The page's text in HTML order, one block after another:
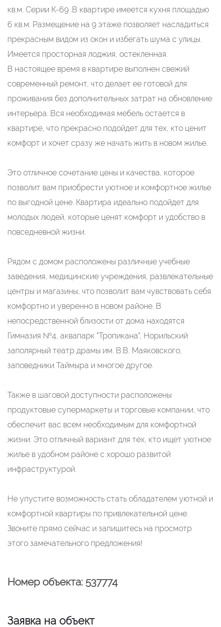
кв.м. Серии К-69 .В квартире имеется кухня площадью
6 кв.м. Размещение на 9 этаже позволяет насладиться
прекрасным видом из окон и избегать шума с улицы.
Имеется просторная лоджия, остекленная.
В настоящее время в квартире выполнен свежий
современный ремонт, что делает ее готовой для
проживания без дополнительных затрат на обновление
интерьера. Вся необходимая мебель остается в
квартире, что прекрасно подойдет для тех, кто ценит
комфорт и хочет сразу же начать жить в новом жилье.
Это отличное сочетание цены и качества, которое
позволит вам приобрести уютное и комфортное жилье
по выгодной цене. Квартира идеально подойдет для
молодых людей, которые ценят комфорт и удобство в
повседневной жизни.
Рядом с домом расположены различные учебные
заведения, медицинские учреждения, развлекательные
центры и магазины, что позволит вам чувствовать себя
комфортно и уверенно в новом районе. В
непосредственной близости от дома находятся
Гимназия №4, аквапарк "Тропикана", Норильский
заполярный театр драмы им. В.В. Маяковского,
заповедники Таймыра и многое другое.
Также в шаговой доступности расположены
продуктовые супермаркеты и торговые компании, что
обеспечит вас всем необходимым для комфортной
жизни. Это отличный вариант для тех, кто ищет уютное
жилье в удобном районе с хорошо развитой
инфраструктурой.
Не упустите возможность стать обладателем уютной и
комфортной квартиры по привлекательной цене.
Звоните прямо сейчас и запишитесь на просмотр
этого замечательного предложения!
Номер объекта: 537774
Заявка на объект